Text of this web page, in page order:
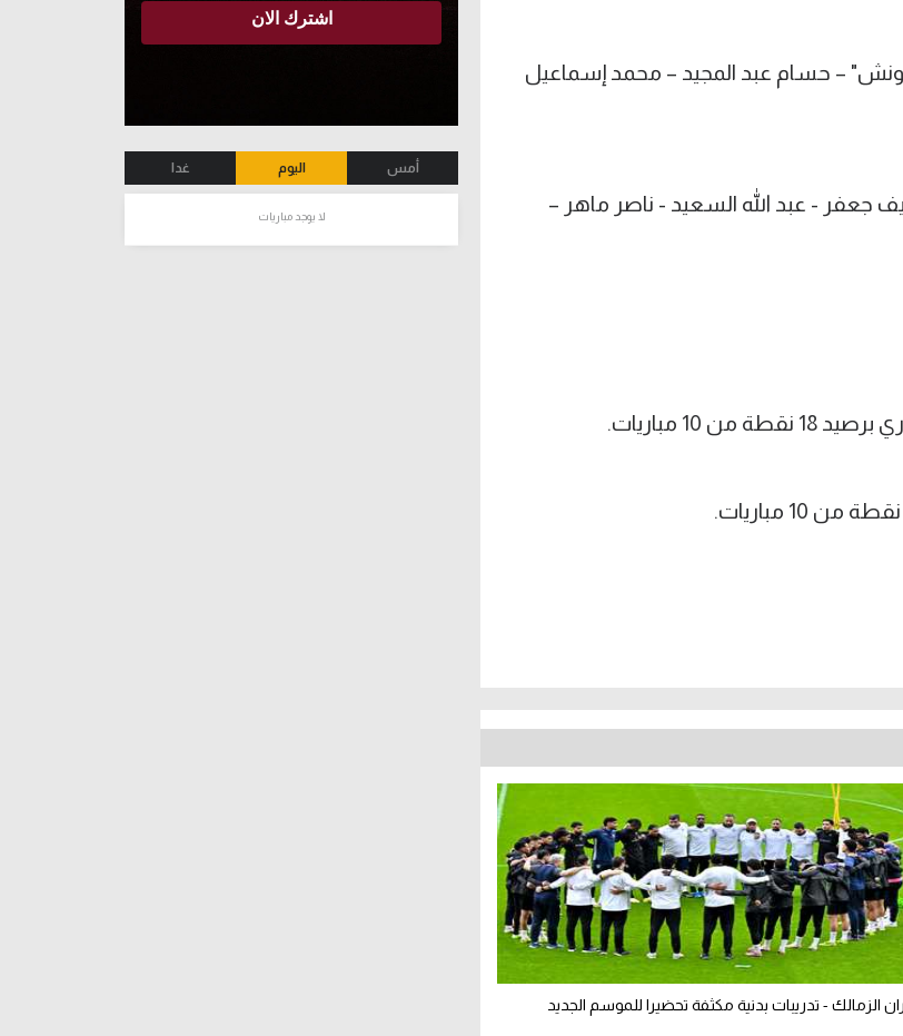
– حسام عبد المجيد – محمد إسماعيل
جعفر - عبد الله السعيد - ناصر ماهر –
10 مباريات.
الزمالك - تدريبات بدنية مكثفة تحضيرا للموسم الجديد
أمس اليوم غدا
لا يوجد مباريات